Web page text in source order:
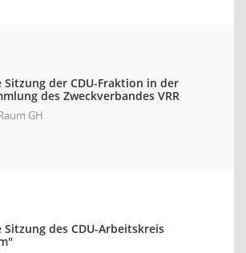
der CDU-Fraktion in der
des Zweckverbandes VRR
GH
des CDU-Arbeitskreis